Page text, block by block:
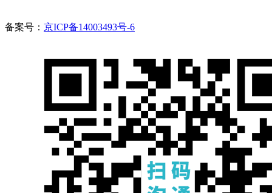
备案号： 京ICP备14003493号-6